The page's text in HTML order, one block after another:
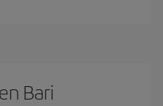
Bari